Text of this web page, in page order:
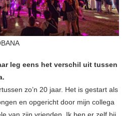
leg eens het verschil uit tussen
zo’n 20 jaar. Het is gestart als
en opgericht door mijn collega